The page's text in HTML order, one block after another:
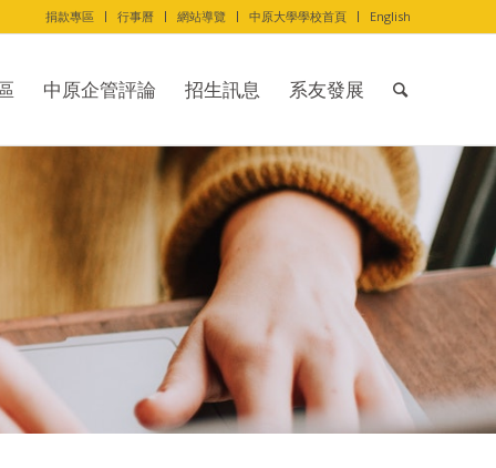
捐款專區 行事曆 網站導覽 中原大學學校首頁 English
中原企管評論 招生訊息 系友發展